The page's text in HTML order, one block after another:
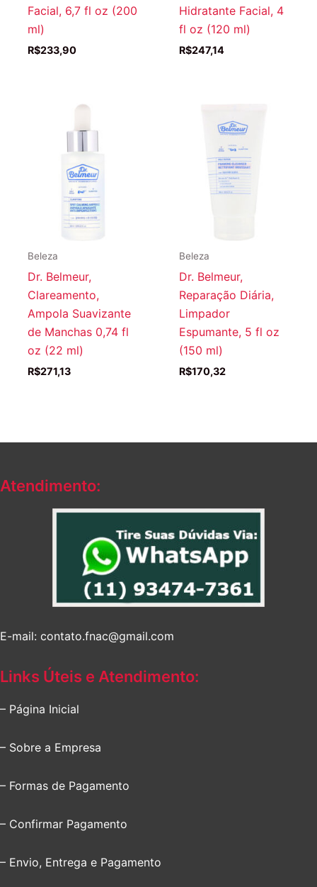
Facial, 6,7 fl oz (200
ml)
R$233,90
Hidratante Facial, 4
fl oz (120 ml)
R$247,14
Beleza
Dr. Belmeur,
Clareamento,
Ampola Suavizante
de Manchas 0,74 fl
oz (22 ml)
R$271,13
Beleza
Dr. Belmeur,
Reparação Diária,
Limpador
Espumante, 5 fl oz
(150 ml)
R$170,32
Atendimento:
E-mail: contato.fnac@gmail.com
Links Úteis e Atendimento:
– Página Inicial
– Sobre a Empresa
– Formas de Pagamento
– Confirmar Pagamento
– Envio, Entrega e Pagamento